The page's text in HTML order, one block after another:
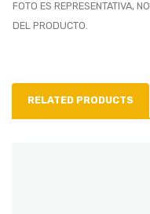
FOTO ES REPRESENTATIVA,
DEL PRODUCTO.
RELATED PRODUCTS